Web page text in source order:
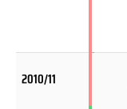
2010/11